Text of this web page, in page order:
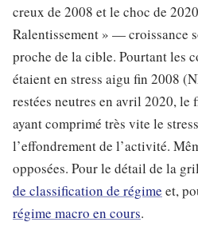
creux de 2008 et le choc de
Ralentissement » — croissance
proche de la cible. Pourtant les
étaient en stress aigu fin 2008
restées neutres en avril 2020, le
ayant comprimé très vite le
l’effondrement de l’activité.
opposées. Pour le détail de la
de classification de régime et,
régime macro en cours.